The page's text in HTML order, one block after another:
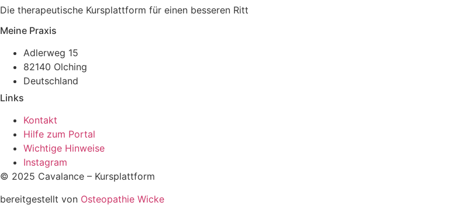
Die therapeutische Kursplattform für einen besseren Ritt
Meine Praxis
Adlerweg 15
82140 Olching
Deutschland
Links
Kontakt
Hilfe zum Portal
Wichtige Hinweise
Instagram
© 2025 Cavalance – Kursplattform
bereitgestellt von Osteopathie Wicke